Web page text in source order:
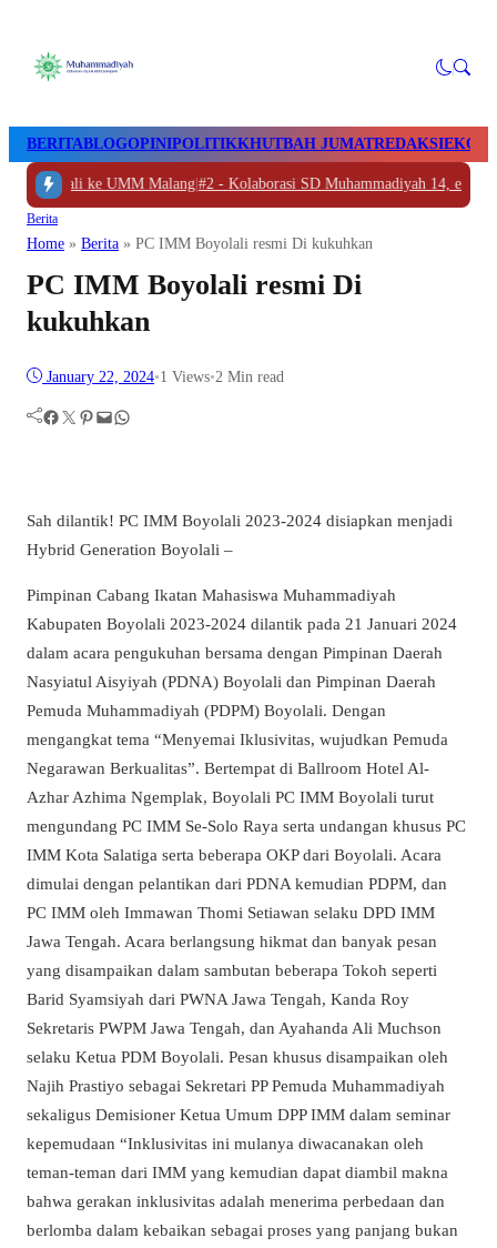
BERITABLOGOPINIPOLITIKKHUTBAH JUMATREDAKSI
Boyolali ke UMM Malang|#2 -Kolaborasi SD Muhammadiyah 14, eSaje
Berita
Home » Berita » PC IMM Boyolali resmi Di kukuhkan
PC IMM Boyolali resmi Di
kukuhkan
January 22, 2024•1 Views•2 Min read
Facebook Twitter Pinterest Mail WhatsApp
Sah dilantik! PC IMM Boyolali 2023-2024 disiapkan menjadi
Hybrid Generation Boyolali –
Pimpinan Cabang Ikatan Mahasiswa Muhammadiyah
Kabupaten Boyolali 2023-2024 dilantik pada 21 Januari 2024
dalam acara pengukuhan bersama dengan Pimpinan Daerah
Nasyiatul Aisyiyah (PDNA) Boyolali dan Pimpinan Daerah
Pemuda Muhammadiyah (PDPM) Boyolali. Dengan
mengangkat tema “Menyemai Iklusivitas, wujudkan Pemuda
Negarawan Berkualitas”. Bertempat di Ballroom Hotel Al-
Azhar Azhima Ngemplak, Boyolali PC IMM Boyolali turut
mengundang PC IMM Se-Solo Raya serta undangan khusus PC
IMM Kota Salatiga serta beberapa OKP dari Boyolali. Acara
dimulai dengan pelantikan dari PDNA kemudian PDPM, dan
PC IMM oleh Immawan Thomi Setiawan selaku DPD IMM
Jawa Tengah. Acara berlangsung hikmat dan banyak pesan
yang disampaikan dalam sambutan beberapa Tokoh seperti
Barid Syamsiyah dari PWNA Jawa Tengah, Kanda Roy
Sekretaris PWPM Jawa Tengah, dan Ayahanda Ali Muchson
selaku Ketua PDM Boyolali. Pesan khusus disampaikan oleh
Najih Prastiyo sebagai Sekretari PP Pemuda Muhammadiyah
sekaligus Demisioner Ketua Umum DPP IMM dalam seminar
kepemudaan “Inklusivitas ini mulanya diwacanakan oleh
teman-teman dari IMM yang kemudian dapat diambil makna
bahwa gerakan inklusivitas adalah menerima perbedaan dan
berlomba dalam kebaikan sebagai proses yang panjang bukan